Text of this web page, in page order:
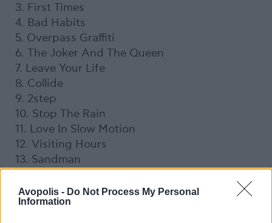
Avopolis - Do Not Process My Personal
Information
3. First Times
4. Bad Habits
5. Overpass Graffiti
6. The Joker And The Queen
7. Leave Your Life
8. Collide
9. 2step
10. Stop The Rain
11. Love In Slow Motion
12. Visiting Hours
13. Sandman
Τον περασμένο Ιούλιο, όπως είχαμε πει, ο Ed